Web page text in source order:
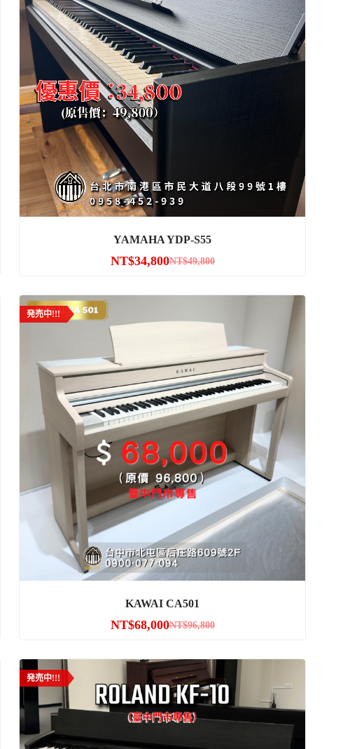
YAMAHA YDP-S55
NT$49,800
NT$34,800
発売中!!!
KAWAI CA501
NT$96,800
NT$68,000
発売中!!!